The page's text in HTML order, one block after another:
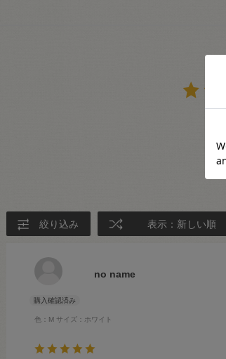
絞り込み 表示：新しい順
no name
色：M サイズ：ホワイト